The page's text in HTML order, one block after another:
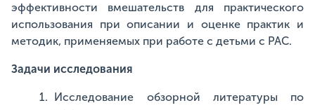
эффективности вмешательств для практического
использования при описании и оценке практик и
методик, применяемых при работе с детьми с РАС.
Задачи исследования
Исследование обзорной литературы по